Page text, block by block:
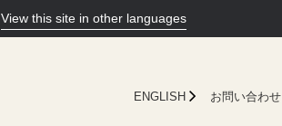
View this site in other languages
ENGLISH お問い合わせ